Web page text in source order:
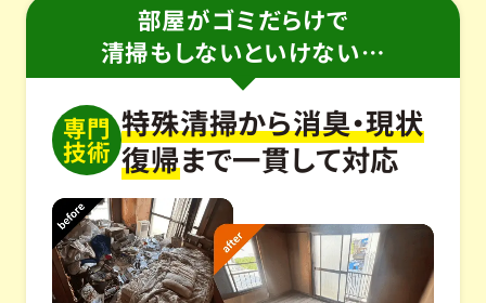
部屋がゴミだらけで
清掃もしないといけない…
専門
技術
特殊清掃から消臭・現状
復帰まで一貫して対応